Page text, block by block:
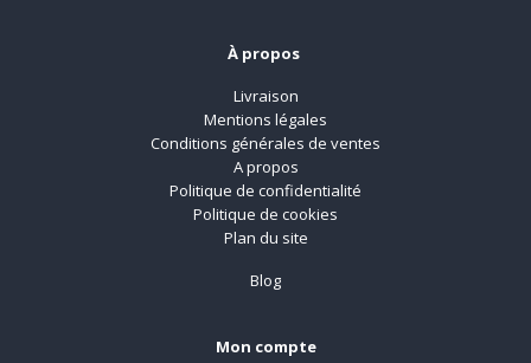
À propos
Livraison
Mentions légales
Conditions générales de ventes
A propos
Politique de confidentialité
Politique de cookies
Plan du site
Blog
Mon compte